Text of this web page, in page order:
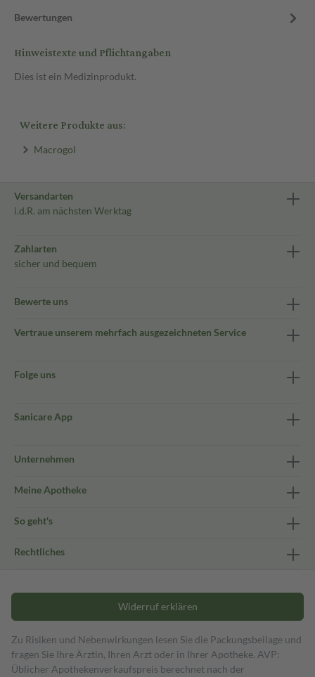
Bewertungen
Hinweistexte und Pflichtangaben
Dies ist ein Medizinprodukt.
Weitere Produkte aus:
Macrogol
Versandarten
i.d.R. am nächsten Werktag
Zahlarten
sicher und bequem
Bewerte uns
Vertraue unserem mehrfach ausgezeichneten Service
Folge uns
Sanicare App
Unternehmen
Meine Apotheke
So geht's
Rechtliches
Widerruf erklären
Zu Risiken und Nebenwirkungen lesen Sie die Packungsbeilage und
fragen Sie Ihre Ärztin, Ihren Arzt oder in Ihrer Apotheke. AVP:
Üblicher Apothekenverkaufspreis berechnet nach der